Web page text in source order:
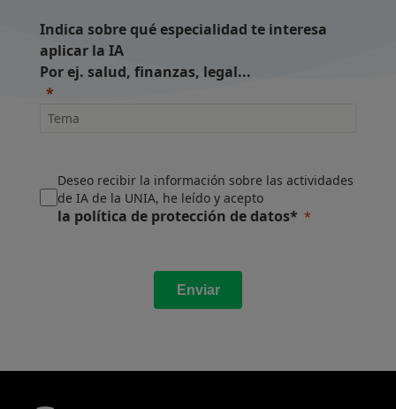
Indica sobre qué especialidad te interesa
aplicar la IA
Por ej. salud, finanzas, legal...
Deseo recibir la información sobre las actividades
de IA de la UNIA, he leído y acepto
la política de protección de datos*
Enviar